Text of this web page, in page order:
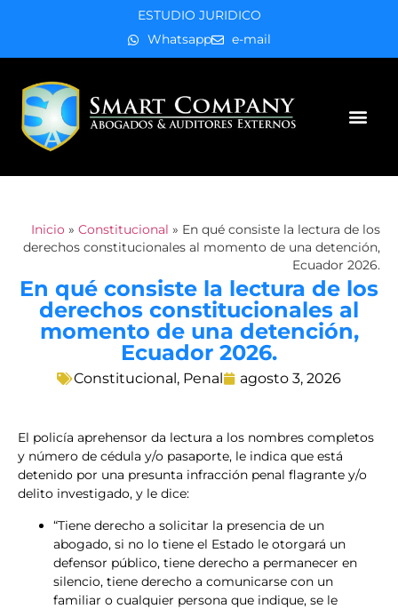
ESTUDIO JURIDICO
Whatsapp
e-mail
Inicio » Constitucional » En qué consiste la lectura de los
derechos constitucionales al momento de una detención,
Ecuador 2026.
En qué consiste la lectura de los
derechos constitucionales al
momento de una detención,
Ecuador 2026.
Constitucional, Penal agosto 3, 2026
El policía aprehensor da lectura a los nombres completos
y número de cédula y/o pasaporte, le indica que está
detenido por una presunta infracción penal flagrante y/o
delito investigado, y le dice:
“Tiene derecho a solicitar la presencia de un
abogado, si no lo tiene el Estado le otorgará un
defensor público, tiene derecho a permanecer en
silencio, tiene derecho a comunicarse con un
familiar o cualquier persona que indique, se le